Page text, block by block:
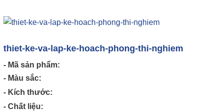
thiet-ke-va-lap-ke-hoach-phong-thi-nghiem
- Mã sản phẩm:
- Màu sắc:
- Kích thước:
- Chất liệu: